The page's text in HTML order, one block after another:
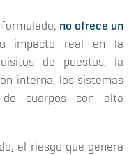
no ofrece un
impacto real en la
de puestos, la
interna, los sistemas
cuerpos con alta
el riesgo que genera